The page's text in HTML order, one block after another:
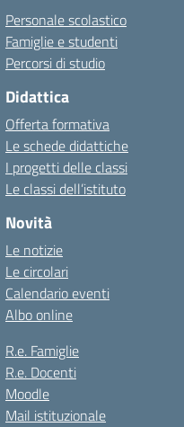
Personale scolastico
Famiglie e studenti
Percorsi di studio
Didattica
Offerta formativa
Le schede didattiche
I progetti delle classi
Le classi dell’istituto
Novità
Le notizie
Le circolari
Calendario eventi
Albo online
R.e. Famiglie
R.e. Docenti
Moodle
Mail istituzionale